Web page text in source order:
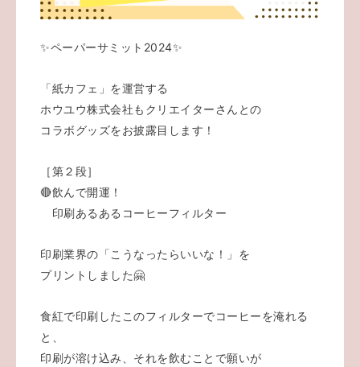
✨ペーパーサミット2024✨
「紙カフェ」を運営する
ホウユウ株式会社もクリエイターさんとの
コラボグッズをお披露目します！
［第２段］
🔴飲んで開運！
印刷あるあるコーヒーフィルター
印刷業界の「こうなったらいいな！」を
プリントしました🤗
食紅で印刷したこのフィルターでコーヒーを淹れる
と、
印刷が溶け込み、それを飲むことで願いが